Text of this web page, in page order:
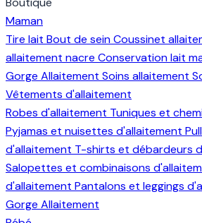
Maman
Tire lait Bout de seinCoussinet
allaitement nacre Conservation lait
Gorge Allaitement Soins allaitement
Vêtements d'allaitement
Robes d'allaitement Tuniques et
Pyjamas et nuisettes d'allaitement
d'allaitement T-shirts et débardeurs
Salopettes et combinaisons
d'allaitement Pantalons et leggings
Gorge Allaitement